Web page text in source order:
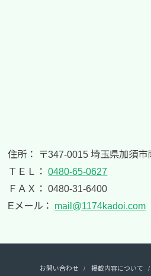
住所： 〒347-0015 埼玉県加須市
ＴＥＬ：0480-65-0627
ＦＡＸ： 0480-31-6400
Eメール： mail@1174kadoi.com
お問い合わせ 掲載内容について